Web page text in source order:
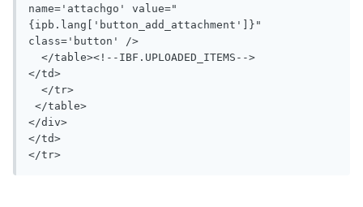
name='attachgo' value="
{ipb.lang['button_add_attachment']}"
class='button' />
</td>
</div>
</td>
</tr>